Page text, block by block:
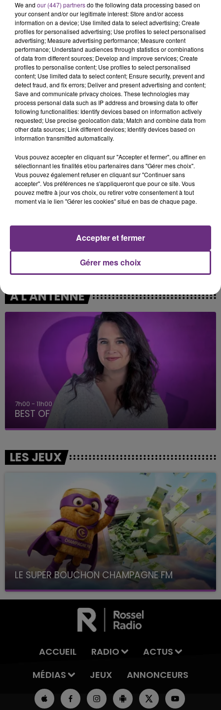
5h23
5h23
LANA DEL REY
Summertime Sadness
5h19
5h19
ZAHO & MC SOLAAR
Comme Caroline
5h17
5h17
Kings & Queens
5h13
5h13
A L'ANTENNE
7h00 - 11h00
BEST OF
LES JEUX
LE SUPER BOUCHON CHAMPAGNE FM
avec La Famille Champagne FM, à 8H10
ACCUEIL RADIO
ACTUS
MÉDIAS
JEUX ANNONCEURS
We and our (447) partnersdo the following data processing based on
your consent and/or our legitimate interest: Store and/or access
information on a device; Use limited data to select advertising; Create
profiles for personalised advertising; Use profiles to select personalised
advertising; Measure advertising performance; Measure content
performance; Understand audiences through statistics or combinations
of data from different sources; Develop and improve services; Create
profiles to personalise content; Use profiles to select personalised
content; Use limited data to select content; Ensure security, prevent and
detect fraud, and fix errors; Deliver and present advertising and content;
Save and communicate privacy choices. These technologies may
process personal data such as IP address and browsing data to offer
following functionalities: Identify devices based on information actively
requested; Use precise geolocation data; Match and combine data from
other data sources; Link different devices; Identify devices based on
information transmitted automatically.
Vous pouvez accepter en cliquant sur "Accepter et fermer", ou affiner en
sélectionnant les finalités et/ou partenaires dans "Gérer mes choix".
Vous pouvez également refuser en cliquant sur "Continuer sans
accepter". Vos préférences ne s'appliqueront que pour ce site. Vous
pouvez mettre à jour vos choix, ou retirer votre consentement à tout
moment via le lien "Gérer les cookies" situé en bas de chaque page.
Gérer mes choix
Accepter et fermer